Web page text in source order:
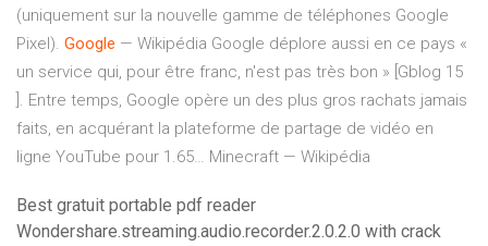
(uniquement sur la nouvelle gamme de téléphones Google
Pixel). Google — Wikipédia Google déplore aussi en ce pays «
un service qui, pour être franc, n'est pas très bon » [Gblog 15
]. Entre temps, Google opère un des plus gros rachats jamais
faits, en acquérant la plateforme de partage de vidéo en
ligne YouTube pour 1.65… Minecraft — Wikipédia
Best gratuit portable pdf reader
Wondershare.streaming.audio.recorder.2.0.2.0 with crack